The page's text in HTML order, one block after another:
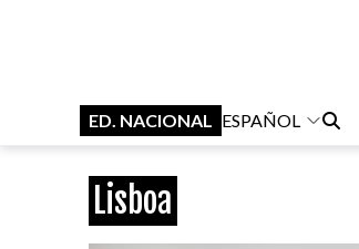
ED. NACIONAL ESPAÑOL
Lisboa